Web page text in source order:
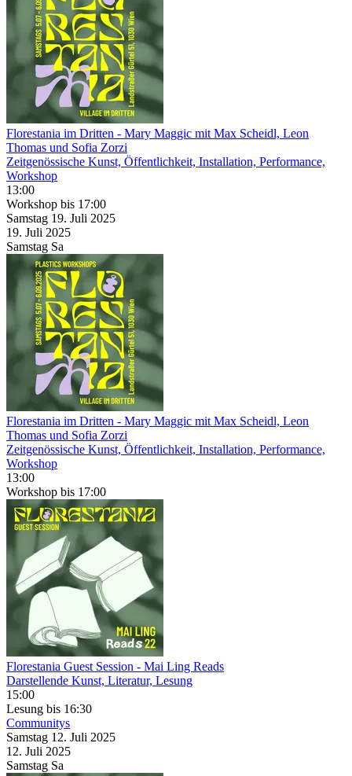
Florestania im Dritten - Mary Maggic mit Max Scheidl, Leon
Thomas und Sofia Zorzi
Zeitgenössische Kunst, Öffentlichkeit, Installation, Performance,
Workshop
13:00
Workshop bis 17:00
Samstag 19. Juli 2025
19. Juli 2025
Samstag Sa
Florestania im Dritten - Mary Maggic mit Max Scheidl, Leon
Thomas und Sofia Zorzi
Zeitgenössische Kunst, Öffentlichkeit, Installation, Performance,
Workshop
13:00
Workshop bis 17:00
Florestania Guest Session - Mai Ling Reads
Darstellende Kunst, Literatur, Lesung
15:00
Lesung bis 16:30
Communitys
Samstag 12. Juli 2025
12. Juli 2025
Samstag Sa